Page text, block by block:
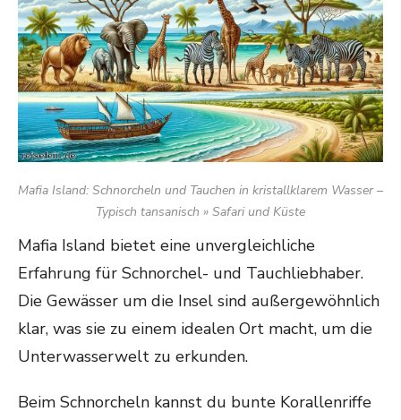
Mafia Island: Schnorcheln und Tauchen in kristallklarem Wasser –
Typisch tansanisch » Safari und Küste
Mafia Island bietet eine unvergleichliche
Erfahrung für Schnorchel- und Tauchliebhaber.
Die Gewässer um die Insel sind außergewöhnlich
klar, was sie zu einem idealen Ort macht, um die
Unterwasserwelt zu erkunden.
Beim Schnorcheln kannst du bunte Korallenriffe